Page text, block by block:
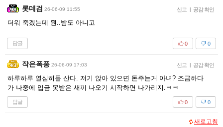
롯데검 26-06-09 11:55 신고 | 공감 확인
더워 죽겠는데 뭔..밤도 아니고
답글 0
0
작은폭풍 26-06-09 17:03 신고 | 공감 확인
하루하루 열심히들 산다. 저기 앉아 있으면 돈주는거 아녀? 조금하다
가 나중에 입금 못받은 새끼 나오기 시작하면 나가리지.ㅋㅋ
답글 0
0
새로고침